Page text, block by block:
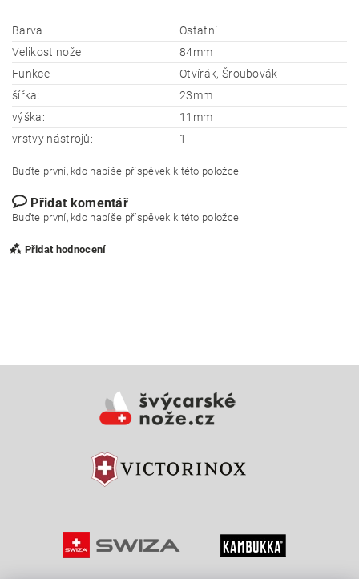
Barva
Ostatní
Velikost nože
84mm
Funkce
Otvírák, Šroubovák
šířka:
23mm
výška:
11mm
vrstvy nástrojů:
1
Buďte první, kdo napíše příspěvek k této položce.
Přidat komentář
Buďte první, kdo napíše příspěvek k této položce.
Přidat hodnocení